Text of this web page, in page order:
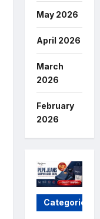
May 2026
April 2026
March
2026
February
2026
Categories